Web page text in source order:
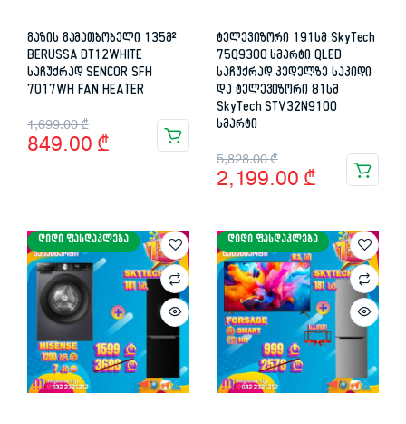
გაზის გამათბობელი 135მ²
BERUSSA DT12WHITE
საჩუქრად SENCOR SFH
7017WH FAN HEATER
1,699.00₾
Original
price
849.00 ₾
Current
price
ტელევიზორი 191სმ SkyTech
75Q9300 სმარტი QLED
საჩუქრად კედელზე საკიდი
და ტელევიზორი 81სმ
SkyTech STV32N9100
სმარტი
5,828.00₾
Original
price
5,828.00 ₾.
2,199.00 ₾
Current
price
2,199.00 ₾.
ᲓᲘᲓᲘ ᲤᲐᲡᲓᲐᲙᲚᲔᲑᲐ ᲓᲘᲓᲘ ᲤᲐᲡᲓᲐᲙᲚᲔᲑᲐ